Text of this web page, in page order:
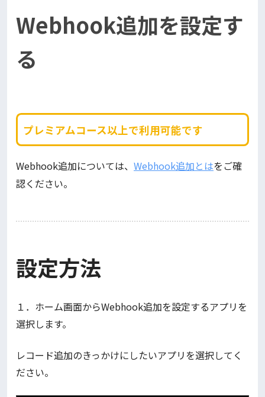
Webhook追加を設定す
る
プレミアムコース以上で利用可能です
Webhook追加については、 Webhook追加とはをご確
認ください。
設定方法
１．ホーム画面からWebhook追加を設定するアプリを
選択します。
レコード追加のきっかけにしたいアプリを選択してく
ださい。